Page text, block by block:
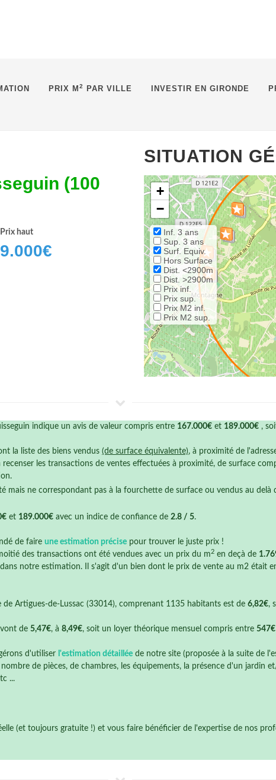
PRIX M 2 PAR VILLE INVESTIR EN GIRONDE
(100
Prix haut
€
SITUATION
+
−
Inf. 3 ans
Sup. 3 ans
Surf. Equiv.
Hors Surface
Dist. <2900m
Dist. >2900m
Prix inf.
Prix sup.
Prix M2 inf.
Prix M2 sup.
indique un avis de valeur compris entre 167.000€ et 189.000€ ,
la liste des biens vendus (de surface équivalente), à proximité de
les transactions de ventes effectuées à proximité, de surface
mais ne correspondant pas à la fourchette de surface ou vendus au delà
et 189.000€ avec un indice de confiance de 2.8 / 5.
de faire une estimation précisepour trouver le juste prix !
des transactions ont été vendues avec un prix du m 2 en deçà de
notre estimation. Il s'agit d'un bien dont le prix de vente au m2 était
de Artigues-de-Lussac (33014), comprenant 1135 habitants est de 6,82€,
de 5,47€, à 8,49€, soit un loyer théorique mensuel compris entre 547€
d'utiliser l'estimation détaillée de notre site (proposée à la suite de
de pièces, de chambres, les équipements, la présence d'un jardin
...
(et toujours gratuite !) et vous faire bénéficier de l'expertise de nos